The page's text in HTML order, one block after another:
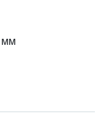
мм